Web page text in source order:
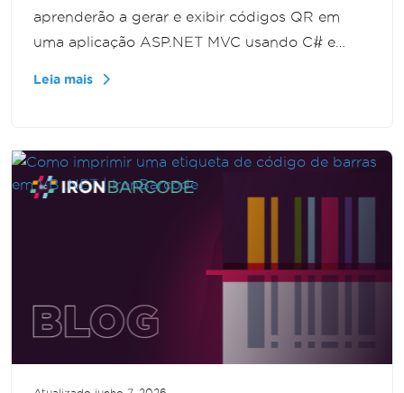
aprenderão a gerar e exibir códigos QR em
uma aplicação ASP.NET MVC usando C# e
Leia mais